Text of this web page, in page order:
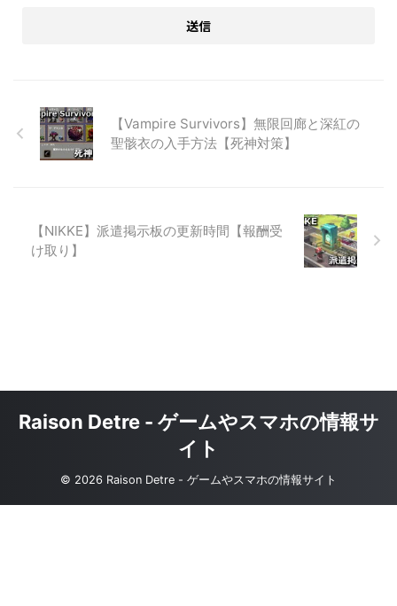
【Vampire Survivors】無限回廊と深紅の
聖骸衣の入手方法【死神対策】
【NIKKE】派遣掲示板の更新時間【報酬受
け取り】
Raison Detre - ゲームやスマホの情報サ
イト
© 2026 Raison Detre - ゲームやスマホの情報サイト